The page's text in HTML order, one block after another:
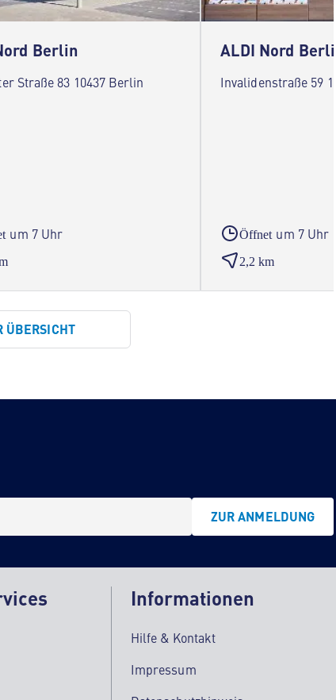
Berlin
Straße 83 10437 Berlin
um 7 Uhr
ALDI Nord Berlin
Invalidenstraße 59
Öffnet um 7 Uhr
2,2 km
ÜBERSICHT
ZUR ANMELDUNG
Informationen
Hilfe & Kontakt
Impressum